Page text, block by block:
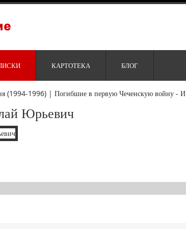
КАРТОТЕКА БЛОГ
(1994-1996) | Погибшие в первую Чеченскую войну - И
Юрьевич